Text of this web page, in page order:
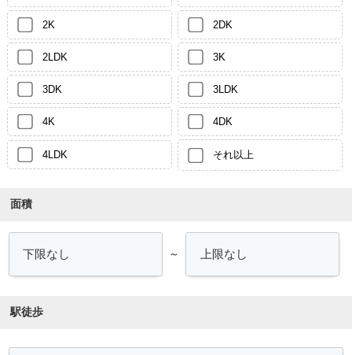
2K 2DK
2LDK 3K
3DK 3LDK
4K 4DK
4LDK それ以上
面積
～
駅徒歩